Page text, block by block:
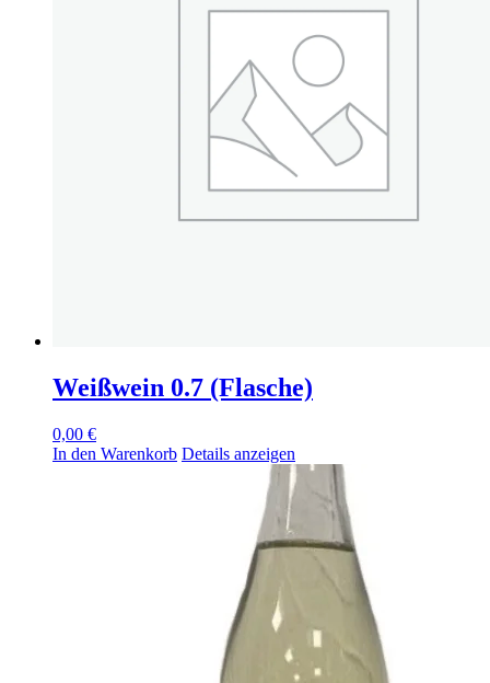
Weißwein 0.7 (Flasche)
0,00 €
In den Warenkorb Details anzeigen